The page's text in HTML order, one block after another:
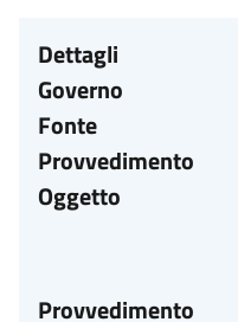
Dettagli
Governo
Fonte
Provvedimento
Oggetto
Provvedimento